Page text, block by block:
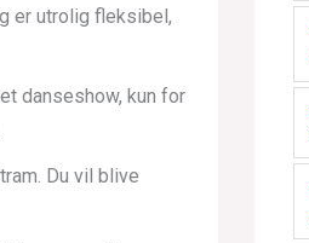
er utrolig fleksibel,
danseshow, kun for
Du vil blive